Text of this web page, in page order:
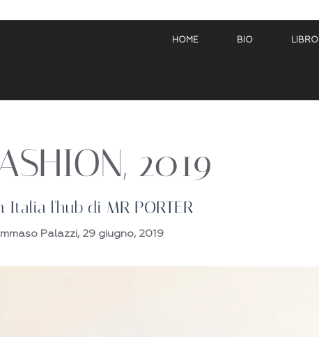
HOME BIO LIBRO
2019
Italia l'hub di MR PORTER
Palazzi, 29 giugno, 2019